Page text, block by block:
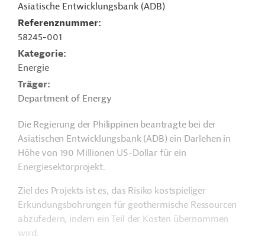
Asiatische Entwicklungsbank (ADB)
Referenznummer
58245-001
Kategorie
Energie
Träger
Department of Energy
Die Regierung der Philippinen beantragte bei der
Asiatischen Entwicklungsbank (ADB) ein Darlehen in
Höhe von 190 Millionen US-Dollar für ein
Energiesektorprojekt.
Ziel des Projekts ist es, das Risiko kostspieliger
Erkundungsbohrungen für geothermische Ressourcen
abzufedern, indem ein Teil der Kosten übernommen
wird.